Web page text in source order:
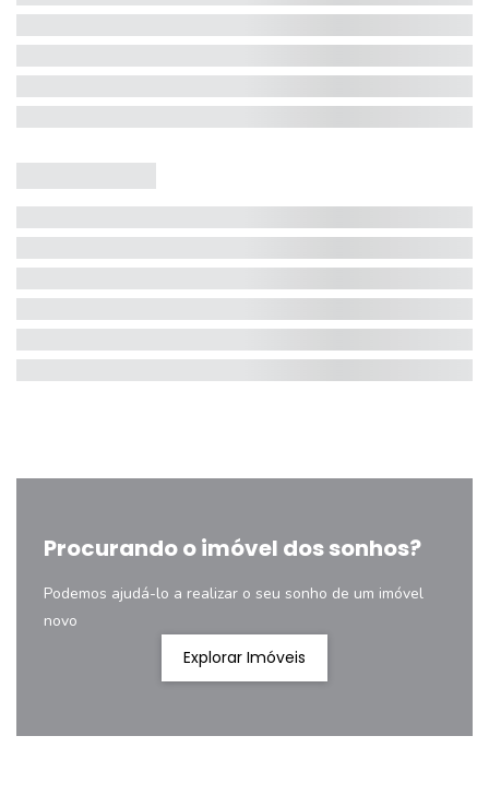
Procurando o imóvel dos sonhos?
Podemos ajudá-lo a realizar o seu sonho de um imóvel
novo
Explorar Imóveis